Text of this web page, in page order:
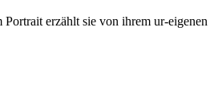
erzählt sie von ihrem ur-